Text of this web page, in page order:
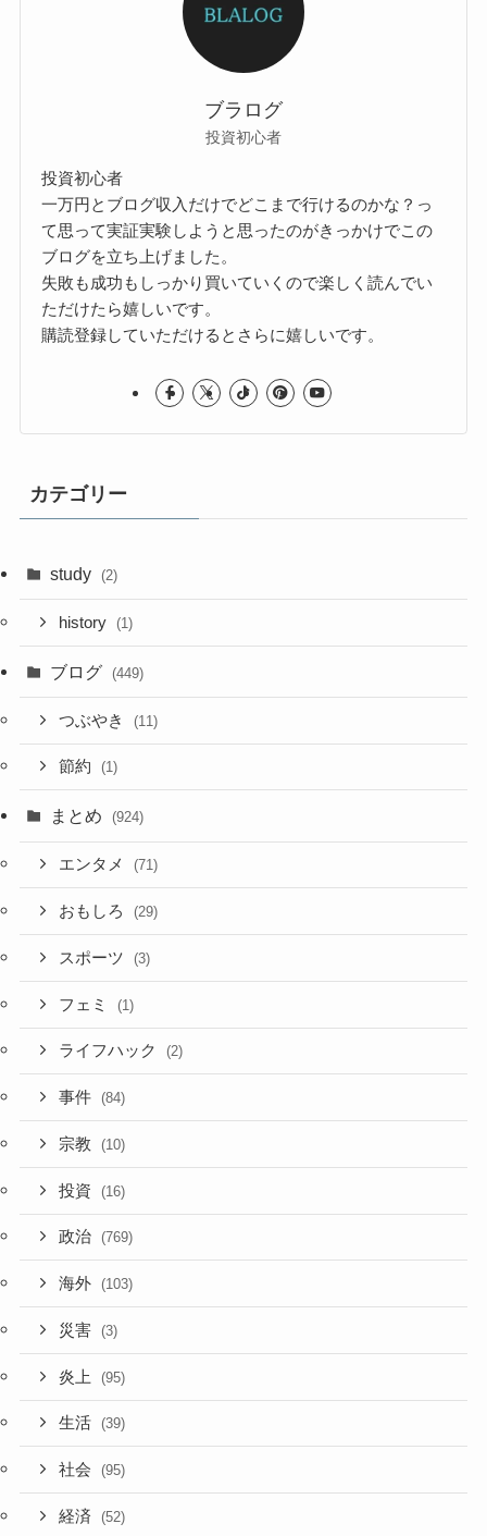
ブラログ
投資初心者
投資初心者
一万円とブログ収入だけでどこまで行けるのかな？っ
て思って実証実験しようと思ったのがきっかけでこの
ブログを立ち上げました。
失敗も成功もしっかり買いていくので楽しく読んでい
ただけたら嬉しいです。
購読登録していただけるとさらに嬉しいです。
カテゴリー
study (2)
history (1)
ブログ (449)
つぶやき (11)
節約 (1)
まとめ (924)
エンタメ (71)
おもしろ (29)
スポーツ (3)
フェミ (1)
ライフハック (2)
事件 (84)
宗教 (10)
投資 (16)
政治 (769)
海外 (103)
災害 (3)
炎上 (95)
生活 (39)
社会 (95)
経済 (52)